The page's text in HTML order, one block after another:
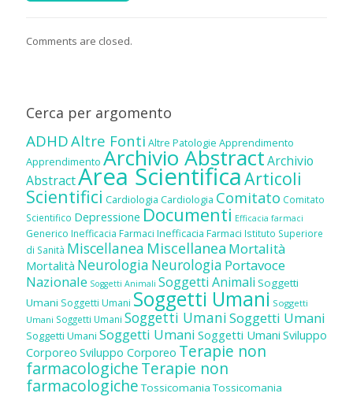
Comments are closed.
Cerca per argomento
ADHDAltre Fonti Altre Patologie Apprendimento
Apprendimento Archivio AbstractArchivio
AbstractArea ScientificaArticoli
Scientifici Cardiologia Cardiologia Comitato Comitato
Scientifico Depressione Documenti Efficacia farmaci
Generico Inefficacia Farmaci Inefficacia Farmaci Istituto Superiore
di Sanità Miscellanea Miscellanea Mortalità
Mortalità Neurologia Neurologia Portavoce
Nazionale Soggetti Animali Soggetti Animali Soggetti
Umani Soggetti Umani Soggetti Umani Soggetti
Umani Soggetti Umani Soggetti UmaniSoggetti Umani
Soggetti Umani Soggetti Umani Soggetti Umani Sviluppo
Corporeo Sviluppo Corporeo Terapie non
farmacologicheTerapie non
farmacologiche Tossicomania Tossicomania